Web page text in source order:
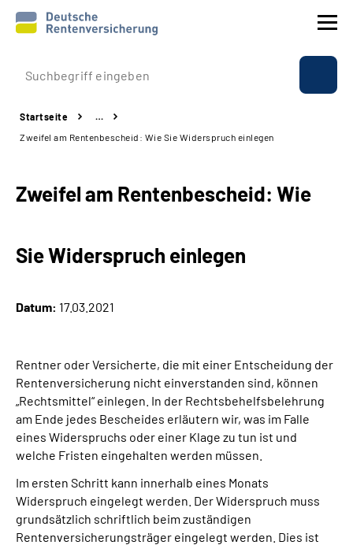
Prävention
Reha
Experten
Über uns & Presse
Suche
Language
Leichte Sprache
Startseite
…
Zweifel am Rentenbescheid: Wie Sie Widerspruch einlegen
Zweifel am Rentenbescheid: Wie
Sie Widerspruch einlegen
Datum: 17.03.2021
Rentner oder Versicherte, die mit einer Entscheidung der
Rentenversicherung nicht einverstanden sind, können
„Rechtsmittel“ einlegen. In der Rechtsbehelfsbelehrung
am Ende jedes Bescheides erläutern wir, was im Falle
eines Widerspruchs oder einer Klage zu tun ist und
welche Fristen eingehalten werden müssen.
Im ersten Schritt kann innerhalb eines Monats
Widerspruch eingelegt werden. Der Widerspruch muss
grundsätzlich schriftlich beim zuständigen
Rentenversicherungsträger eingelegt werden. Dies ist